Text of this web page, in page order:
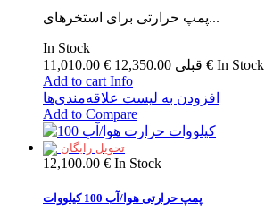
پمپ حرارتی برای استخرهای...
In Stock
11,010.00 €
قبلی 12,350.00 € In Stock
Add to cart Info
افزودن به لیست علاقه‌مندی‌ها
Add to Compare
تحویل رایگان
12,100.00 € In Stock
پمپ حرارتی هوا/آب 100 کیلووات